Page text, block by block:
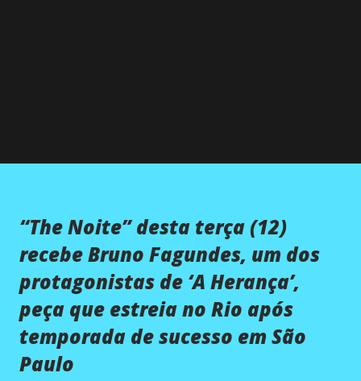
“The Noite” desta terça (12)
recebe Bruno Fagundes, um dos
protagonistas de ‘A Herança’,
peça que estreia no Rio após
temporada de sucesso em São
Paulo